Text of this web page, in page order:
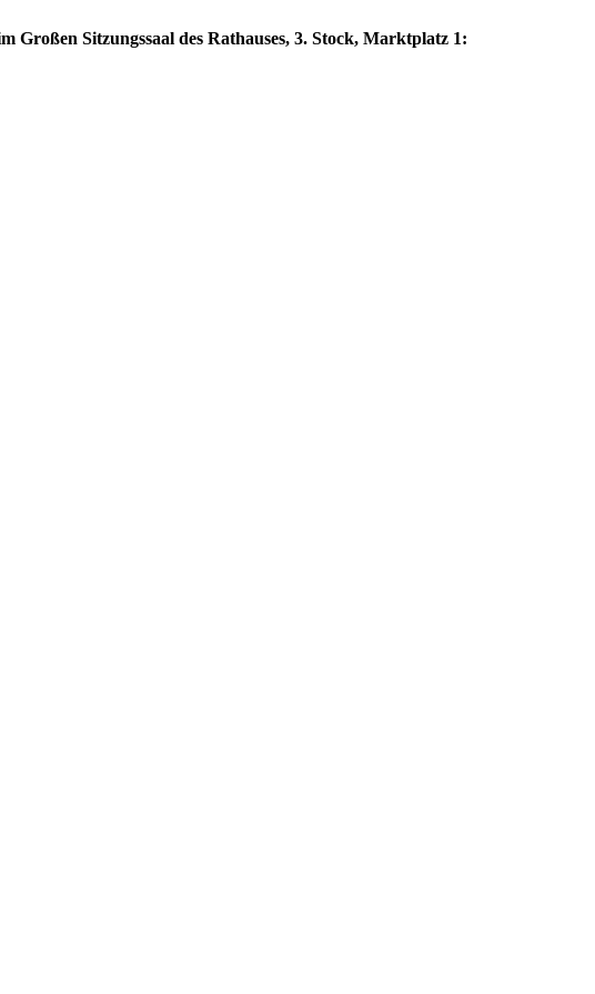
Sitzungssaal des Rathauses, 3. Stock, Marktplatz 1: